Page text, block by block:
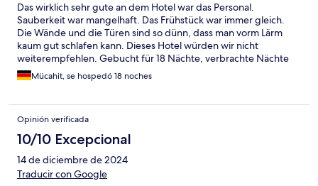
Das wirklich sehr gute an dem Hotel war das Personal.
Sauberkeit war mangelhaft. Das Frühstück war immer gleich.
Die Wände und die Türen sind so dünn, dass man vorm Lärm
kaum gut schlafen kann. Dieses Hotel würden wir nicht
weiterempfehlen. Gebucht für 18 Nächte, verbrachte Nächte
13. Mücahit, se hospedó 18 noches
Opinión verificada
10/10 Excepcional
14 de diciembre de 2024
Traducir con Google